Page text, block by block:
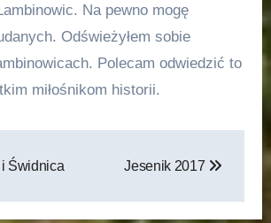
Na pewno mogę
Odświeżyłem sobie
Polecam odwiedzić to
miłośnikom historii.
Świdnica Jesenik 2017